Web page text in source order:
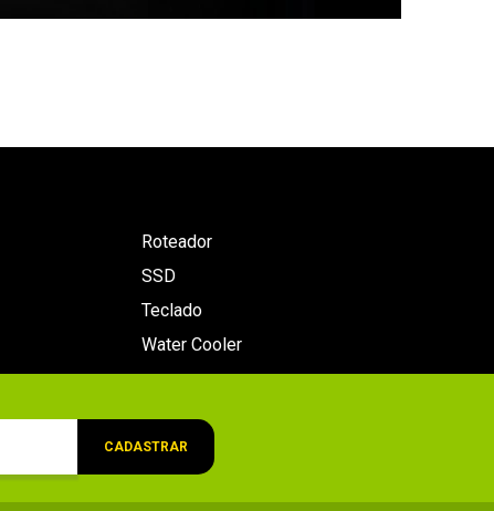
Roteador
SSD
Teclado
Water Cooler
CADASTRAR